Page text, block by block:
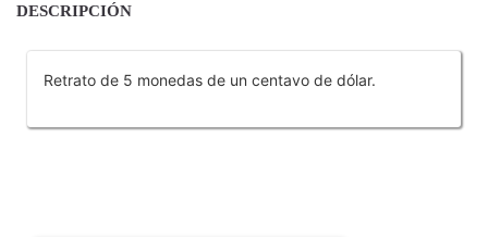
DESCRIPCIÓN
Retrato de 5 monedas de un centavo de dólar.